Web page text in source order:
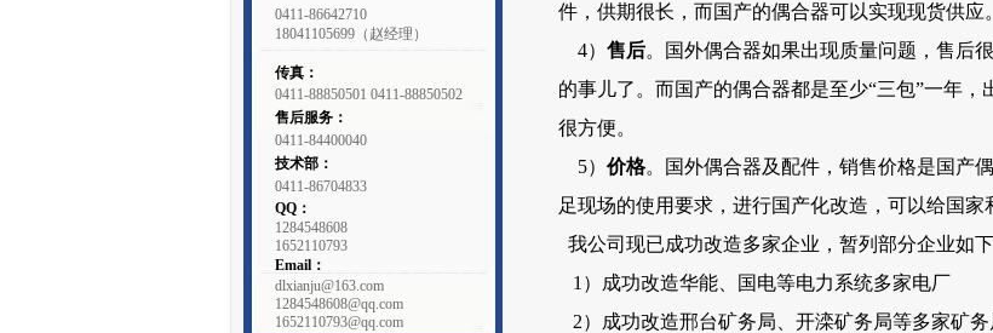
0411-86642710
18041105699（赵经理）
传真：
0411-88850501 0411-88850502
售后服务：
0411-84400040
技术部：
0411-86704833
QQ：
1284548608
1652110793
Email：
dlxianju@163.com
1284548608@qq.com
1652110793@qq.com
件，供期很长，而国产的偶合器可以实现现货供应。
4） 售后。国外偶合器如果出现质量问题，售后
的事儿了。而国产的偶合器都是至少“三包”一年
很方便。
5） 价格。国外偶合器及配件，销售价格是国产
足现场的使用要求，进行国产化改造，可以给国家
我公司现已成功改造多家企业，暂列部分企业如下
1）成功改造华能、国电等电力系统多家电厂
2）成功改造邢台矿务局、开滦矿务局等多家矿务